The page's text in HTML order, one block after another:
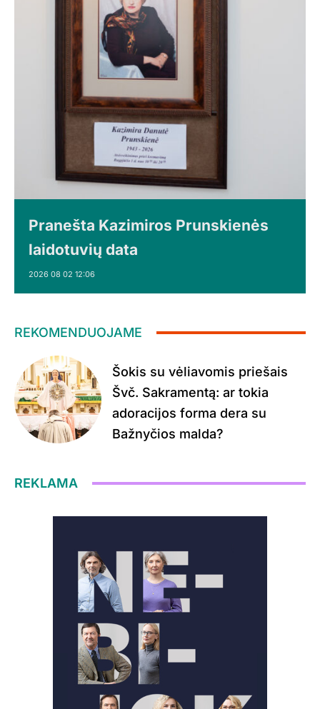
Pranešta Kazimiros Prunskienės
laidotuvių data
2026 08 02 12:06
REKOMENDUOJAME
Šokis su vėliavomis priešais
Švč. Sakramentą: ar tokia
adoracijos forma dera su
Bažnyčios malda?
REKLAMA